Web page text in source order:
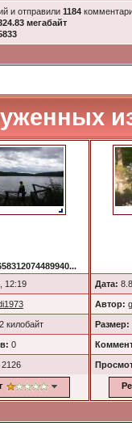
и отправили 1184
мегабайт
12:19
килобайт
0
2126
Дата:
Автор:
Размер: